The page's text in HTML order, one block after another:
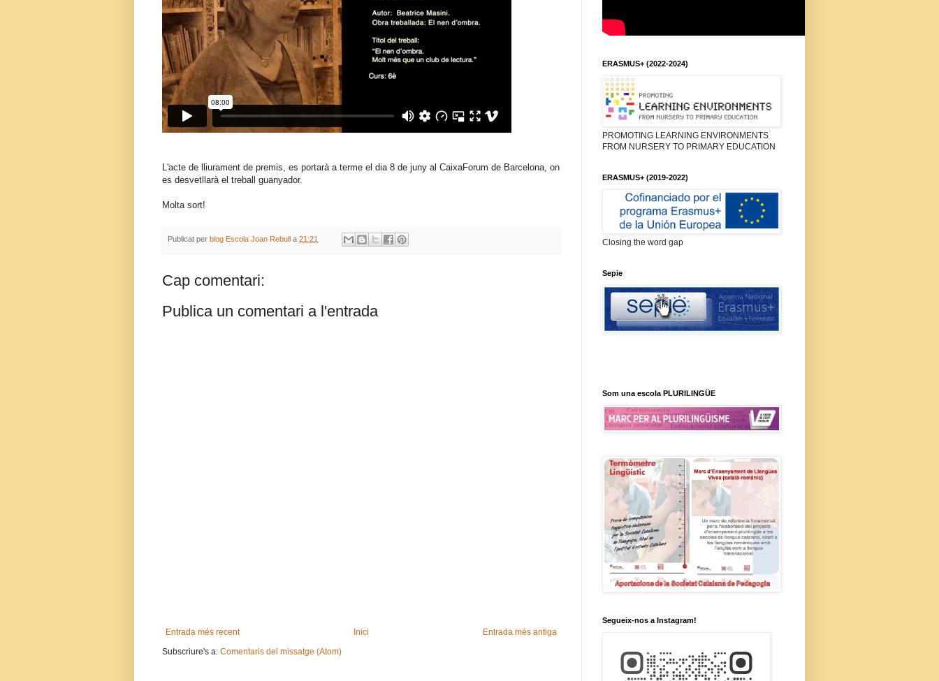
L'acte de lliurament de premis, es portarà a terme el dia 8 de juny al CaixaForum de Barcelona, on
es desvetllarà el treball guanyador.
Molta sort!
Publicat per blog Escola Joan Rebull a 21:21
Cap comentari:
Publica un comentari a l'entrada
Entrada més recent Entrada més antiga
Inici
Subscriure's a: Comentaris del missatge (Atom)
ERASMUS+ (2022-2024)
PROMOTING LEARNING ENVIRONMENTS
FROM NURSERY TO PRIMARY EDUCATION
ERASMUS+ (2019-2022)
Closing the word gap
Sepie
Som una escola PLURILINGÜE
Segueix-nos a Instagram!